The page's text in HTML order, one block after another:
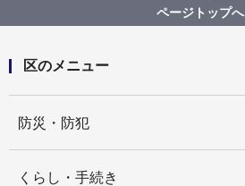
ページトップへ
区のメニュー
防災・防犯
くらし・手続き